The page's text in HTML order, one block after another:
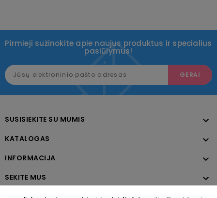
Pirmieji sužinokite apie naujus produktus ir specialius
pasiūlymus!
SUSISIEKITE SU MUMIS 
KATALOGAS 
INFORMACIJA 
SEKITE MUS 